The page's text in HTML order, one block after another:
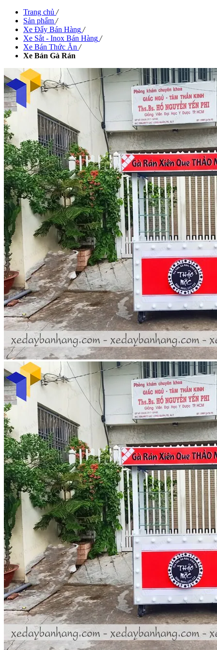
Trang chủ /
Sản phẩm /
Xe Đẩy Bán Hàng /
Xe Sắt - Inox Bán Hàng /
Xe Bán Thức Ăn /
Xe Bán Gà Rán